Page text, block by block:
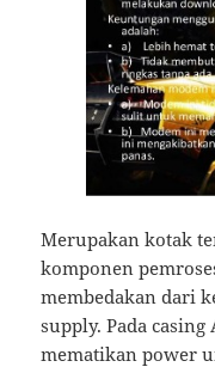
Merupakan kotak
komponen
membedakan dari
supply. Pada casing
mematikan power